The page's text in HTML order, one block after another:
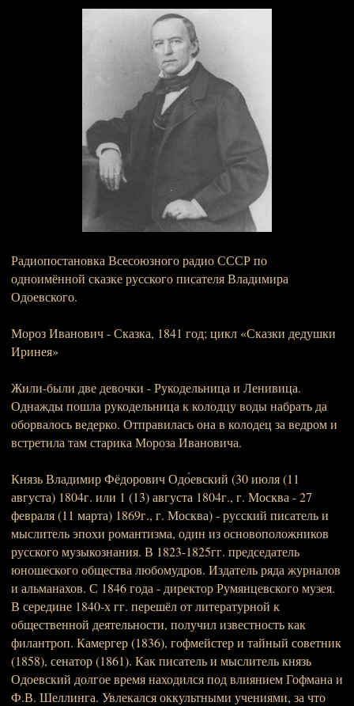
Радиопостановка Всесоюзного радио СССР по
одноимённой сказке русского писателя Владимира
Одоевского.
Мороз Иванович - Сказка, 1841 год; цикл «Сказки дедушки
Иринея»
Жили-были две девочки - Рукодельница и Ленивица.
Однажды пошла рукодельница к колодцу воды набрать да
оборвалось ведерко. Отправилась она в колодец за ведром и
встретила там старика Мороза Ивановича.
Князь Владимир Фёдорович Одо́евский (30 июля (11
августа) 1804г. или 1 (13) августа 1804г., г. Москва - 27
февраля (11 марта) 1869г., г. Москва) - русский писатель и
мыслитель эпохи романтизма, один из основоположников
русского музыкознания. В 1823-1825гг. председатель
юношеского общества любомудров. Издатель ряда журналов
и альманахов. С 1846 года - директор Румянцевского музея.
В середине 1840-х гг. перешёл от литературной к
общественной деятельности, получил известность как
филантроп. Камергер (1836), гофмейстер и тайный советник
(1858), сенатор (1861). Как писатель и мыслитель князь
Одоевский долгое время находился под влиянием Гофмана и
Ф.В. Шеллинга. Увлекался оккультными учениями, за что